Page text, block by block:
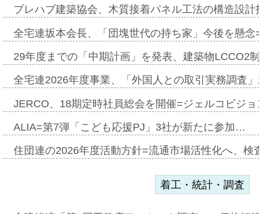
プレハブ建築協会、木質接着パネル工法の構造設
全宅連坂本会長、「団塊世代の持ち家」今後を懸
29年度までの「中期計画」を発表、建築物LCCO2
全宅連2026年度事業、「外国人との取引実務調査
JERCO、18期定時社員総会を開催=ジェルコビジ
ALIA=第7弾「こども応援PJ」3社が新たに参加…
住団連の2026年度活動方針=流通市場活性化へ、検
着工・統計・調査